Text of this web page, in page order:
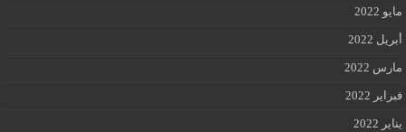
مايو 2022
أبريل 2022
مارس 2022
فبراير 2022
يناير 2022